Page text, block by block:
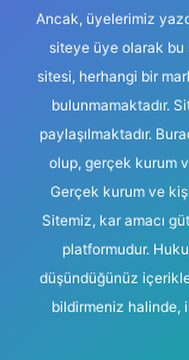
Ancak, üyelerimiz
siteye üye olarak bu
sitesi, herhangi bir
bulunmamaktadır.
paylaşılmaktadır.
olup, gerçek kurum
Gerçek kurum ve
Sitemiz, kar amacı
platformudur.
düşündüğünüz
bildirmeniz halinde,